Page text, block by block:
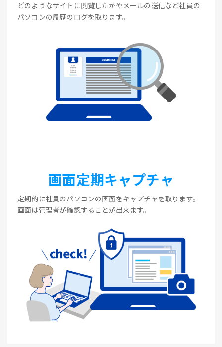
どのようなサイトに閲覧したかやメールの送信など社員の
パソコンの履歴のログを取ります。
画面定期キャプチャ
定期的に社員のパソコンの画面をキャプチャを取ります。
画面は管理者が確認することが出来ます。